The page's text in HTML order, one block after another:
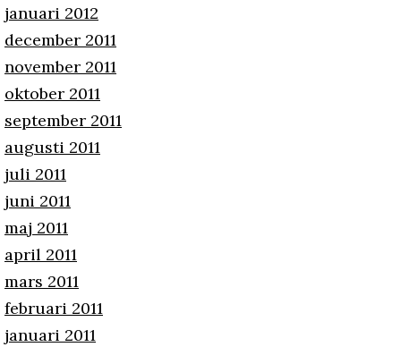
januari 2012
december 2011
november 2011
oktober 2011
september 2011
augusti 2011
juli 2011
juni 2011
maj 2011
april 2011
mars 2011
februari 2011
januari 2011